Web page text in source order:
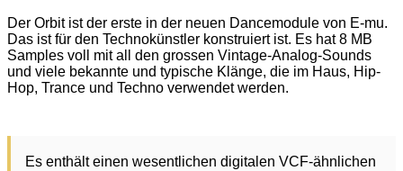
Der Orbit ist der erste in der neuen Dancemodule von E-mu.
Das ist für den Technokünstler konstruiert ist. Es hat 8 MB
Samples voll mit all den grossen Vintage-Analog-Sounds
und viele bekannte und typische Klänge, die im Haus, Hip-
Hop, Trance und Techno verwendet werden.
Es enthält einen wesentlichen digitalen VCF-ähnlichen